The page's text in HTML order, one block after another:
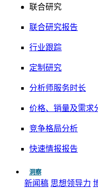
联合研究
联合研究报告
行业跟踪
定制研究
分析师服务时长
价格、销量及需求
竞争格局分析
快速情报报告
洞察
新闻稿 思想领导力